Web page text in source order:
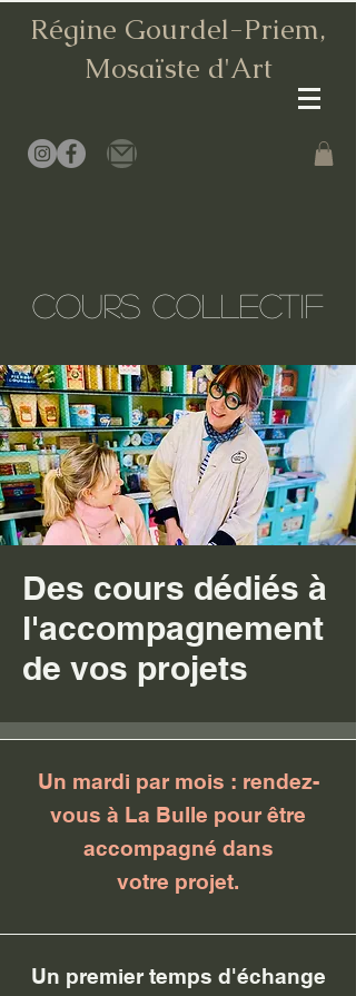
Régine Gourdel-Priem,
Mosaïste d'Art
Cours COLLECTIF
Des cours dédiés à
l'accompagnement
de vos projets
Un mardi par mois : rendez-
vous à La Bulle pour être
accompagné dans
votre projet.
Un premier temps d'échange